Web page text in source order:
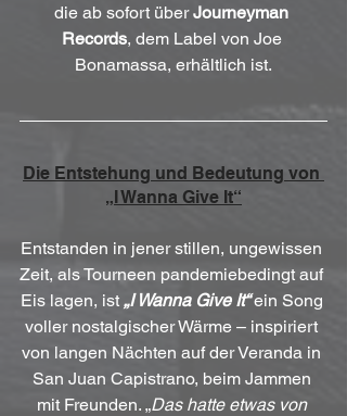
die ab sofort über Journeyman
Records, dem Label von Joe
Bonamassa, erhältlich ist.
Die Entstehung und Bedeutung von
„I Wanna Give It“
Entstanden in jener stillen, ungewissen
Zeit, als Tourneen pandemiebedingt auf
Eis lagen, ist „I Wanna Give It“ ein Song
voller nostalgischer Wärme – inspiriert
von langen Nächten auf der Veranda in
San Juan Capistrano, beim Jammen
mit Freunden. „Das hatte etwas von